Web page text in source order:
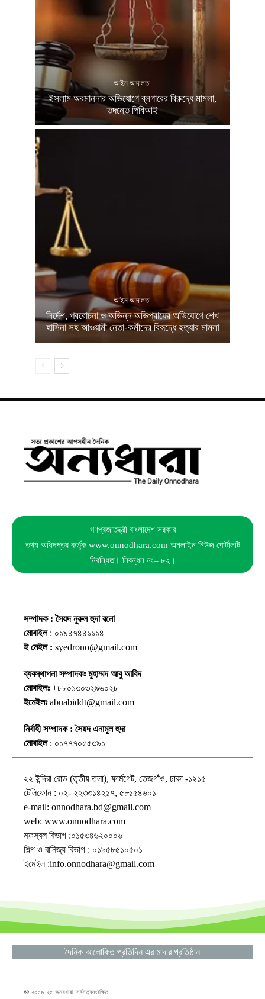
আইন আদালত
ইসলাম অবমাননার অভিযোগে ব্লগারের বিরুদ্ধে মামলা,
তদন্তে পিবিআই
আইন আদালত
নির্দেশ, প্ররোচনা ও অভিন্ন অভিপ্রায়ের অভিযোগে শেখ
হাসিনা সহ আওয়ামী নেতা-কর্মীদের বিরূদ্ধে হত্যার মামলা
গণপ্রজাতন্ত্রী বাংলাদেশ সরকার
তথ্য অধিদপ্তর কর্তৃক www.onnodhara.com অনলাইন নিউজ পোর্টালটি
নিবন্ধিত। নিবন্ধন নং– ৮২।
সম্পাদক : সৈয়দ নুরুল হুদা রনো
মোবাইল: ০১৯৪৭৪৪১১১৪
ই মেইল : syedrono@gmail.com
ব্যবস্থাপনা সম্পাদকঃ মুহাম্মদ আবু আবিদ
মোবাইলঃ+৮৮০১৩০৩২৯৬০২৮
ইমেইলঃabuabiddt@gmail.com
নির্বাহী সম্পাদক : সৈয়দ এনামুল হুদা
মোবাইল: ০১৭৭৭০৫৫৩৯১
২২ ইন্দিরা রোড (তৃতীয় তলা), ফার্মগেট, তেজগাঁও, ঢাকা -১২১৫
টেলিফোন : ০২- ২২৩৩১৪২১৭, ৫৮১৫৪৬০১
e-mail: onnodhara.bd@gmail.com
web: www.onnodhara.com
মফস্বল বিভাগ :০১৫৩৪৬২০০০৬
শিল্প ও বানিজ্য বিভাগ : ০১৯৫৮৫১০৫০১
ইমেইল :info.onnodhara@gmail.com
দৈনিক আলোকিত প্রতিদিন এর মাদার প্রতিষ্ঠান
© ২০১৯-২৫ অন্যধারা. সর্বসত্বসংরক্ষিত